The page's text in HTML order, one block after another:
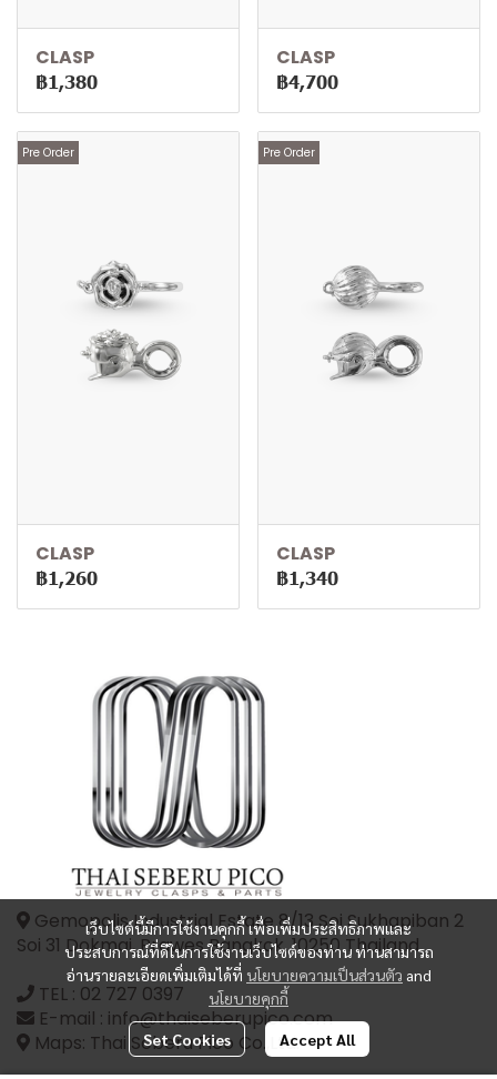
CLASP
฿1,380
CLASP
฿4,700
Pre Order
CLASP
฿1,260
Pre Order
CLASP
฿1,340
เว็บไซต์นี้มีการใช้งานคุกกี้ เพื่อเพิ่มประสิทธิภาพและ
ประสบการณ์ที่ดีในการใช้งานเว็บไซต์ของท่าน ท่านสามารถ
อ่านรายละเอียดเพิ่มเติมได้ที่ นโยบายความเป็นส่วนตัว and
นโยบายคุกกี้
Set Cookies Accept All
Gemopolis Industrial Estate 8/13 Soi Sukhapiban 2
Soi 31 Dokmai, Prawes Bangkok, 10250 Thailand
TEL : 02 727 0397
E-mail : info@thaiseberupico.com
Maps: Thai Seberu Pico Co.,Ltd.